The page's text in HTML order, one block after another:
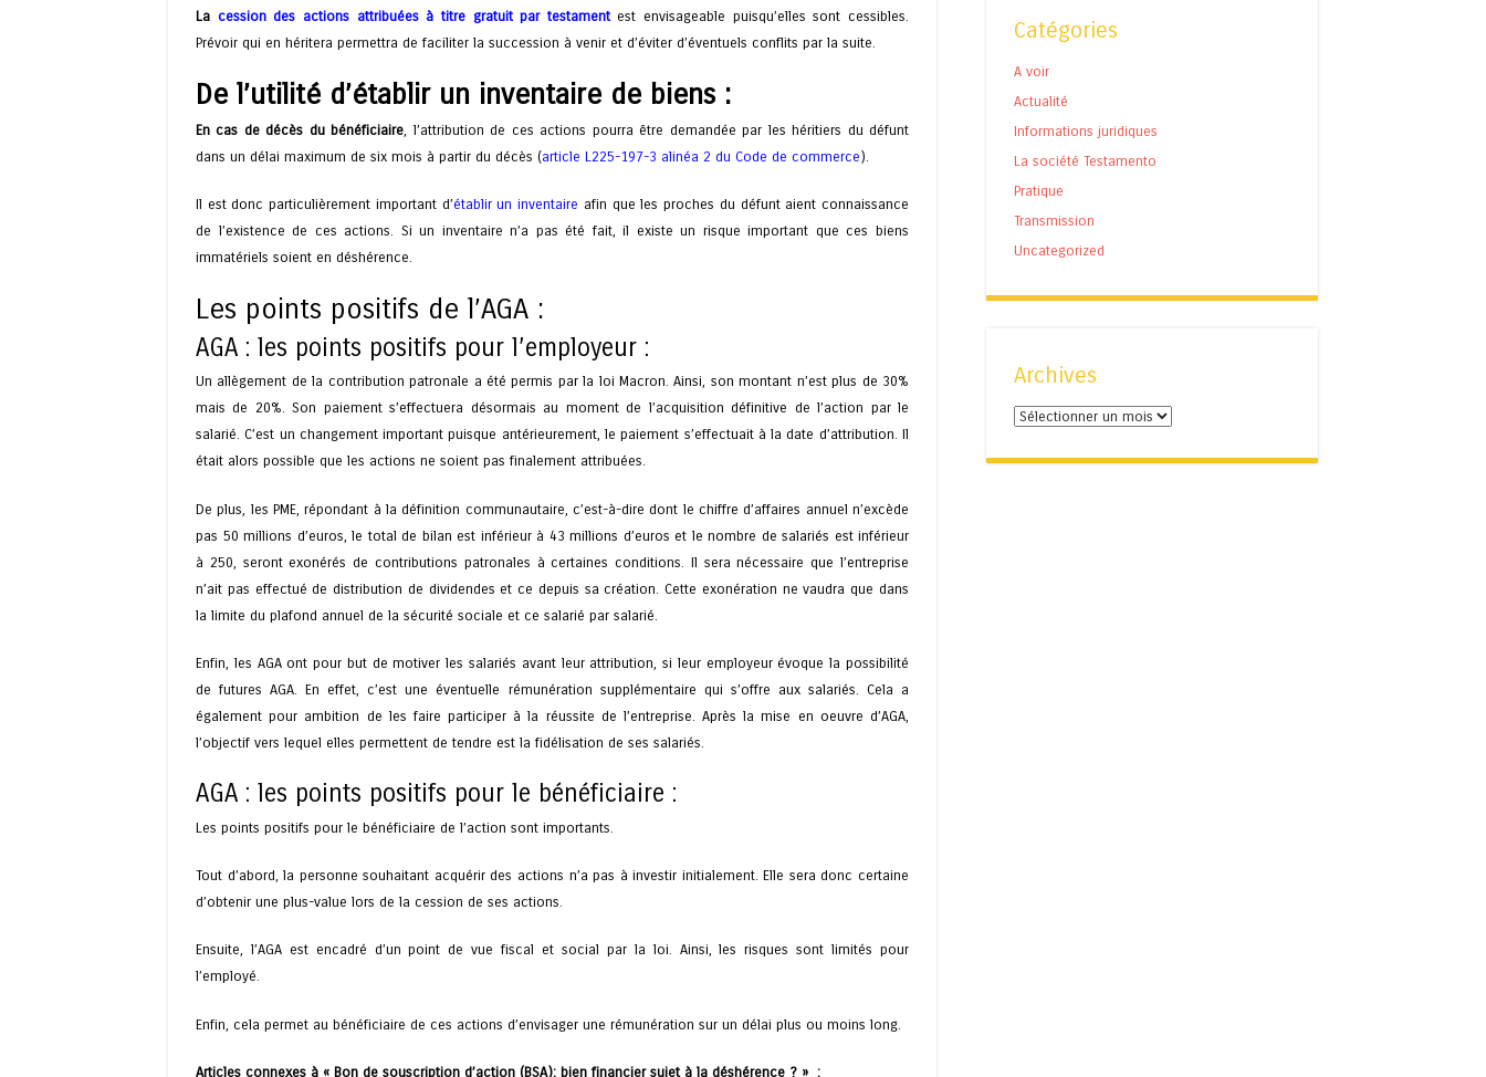
La cession des actions attribuées à titre gratuit par testamentest envisageable puisqu’elles sont cessibles.
Prévoir qui en héritera permettra de faciliter la succession à venir et d’éviter d’éventuels conflits par la suite.
De l’utilité d’établir un inventaire de biens :
En cas de décès du bénéficiaire , l’attribution de ces actions pourra être demandée par les héritiers du défunt
dans un délai maximum de six mois à partir du décès (article L225-197-3 alinéa 2 du Code de commerce).
Il est donc particulièrement important d’établir un inventaire afin que les proches du défunt aient connaissance
de l’existence de ces actions. Si un inventaire n’a pas été fait, il existe un risque important que ces biens
immatériels soient en déshérence.
Les points positifs de l’AGA :
AGA : les points positifs pour l’employeur :
Un allègement de la contribution patronale a été permis par la loi Macron. Ainsi, son montant n’est plus de 30%
mais de 20%. Son paiement s’effectuera désormais au moment de l’acquisition définitive de l’action par le
salarié. C’est un changement important puisque antérieurement, le paiement s’effectuait à la date d’attribution. Il
était alors possible que les actions ne soient pas finalement attribuées.
De plus, les PME, répondant à la définition communautaire, c’est-à-dire dont le chiffre d’affaires annuel n’excède
pas 50 millions d’euros, le total de bilan est inférieur à 43 millions d’euros et le nombre de salariés est inférieur
à 250, seront exonérés de contributions patronales à certaines conditions. Il sera nécessaire que l’entreprise
n’ait pas effectué de distribution de dividendes et ce depuis sa création. Cette exonération ne vaudra que dans
la limite du plafond annuel de la sécurité sociale et ce salarié par salarié.
Enfin, les AGA ont pour but de motiver les salariés avant leur attribution, si leur employeur évoque la possibilité
de futures AGA. En effet, c’est une éventuelle rémunération supplémentaire qui s’offre aux salariés. Cela a
également pour ambition de les faire participer à la réussite de l’entreprise. Après la mise en oeuvre d’AGA,
l’objectif vers lequel elles permettent de tendre est la fidélisation de ses salariés.
AGA : les points positifs pour le bénéficiaire :
Les points positifs pour le bénéficiaire de l’action sont importants.
Tout d’abord, la personne souhaitant acquérir des actions n’a pas à investir initialement. Elle sera donc certaine
d’obtenir une plus-value lors de la cession de ses actions.
Ensuite, l’AGA est encadré d’un point de vue fiscal et social par la loi. Ainsi, les risques sont limités pour
l’employé.
Enfin, cela permet au bénéficiaire de ces actions d’envisager une rémunération sur un délai plus ou moins long.
Articles connexes à « Bon de souscription d’action (BSA): bien financier sujet à la déshérence ? » :
Catégories
A voir
Actualité
Informations juridiques
La société Testamento
Pratique
Transmission
Uncategorized
Archives
Archives